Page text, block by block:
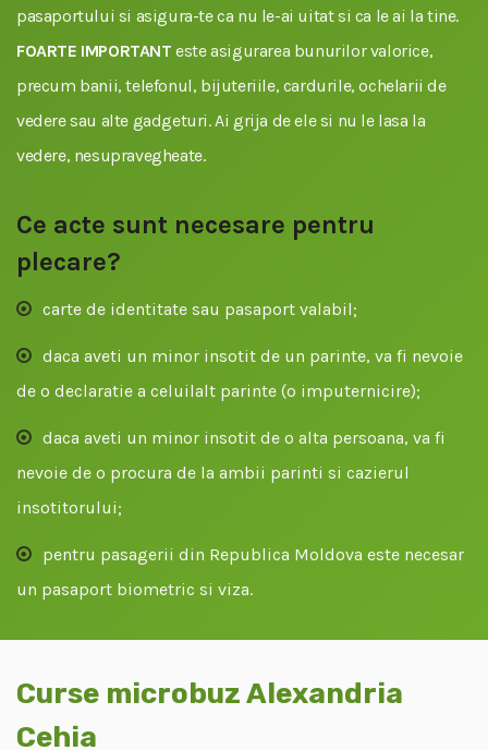
pasaportului si asigura-te ca nu le-ai uitat si ca le ai la tine.
FOARTE IMPORTANT este asigurarea bunurilor valorice,
precum banii, telefonul, bijuteriile, cardurile, ochelarii de
vedere sau alte gadgeturi. Ai grija de ele si nu le lasa la
vedere, nesupravegheate.
Ce acte sunt necesare pentru
plecare?
carte de identitate sau pasaport valabil;
daca aveti un minor insotit de un parinte, va fi nevoie
de o declaratie a celuilalt parinte (o imputernicire);
daca aveti un minor insotit de o alta persoana, va fi
nevoie de o procura de la ambii parinti si cazierul
insotitorului;
pentru pasagerii din Republica Moldova este necesar
un pasaport biometric si viza.
Curse microbuz Alexandria
Cehia